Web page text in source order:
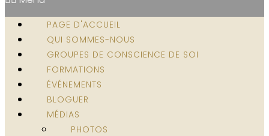
PAGE D'ACCUEIL
QUI SOMMES-NOUS
GROUPES DE CONSCIENCE DE SOI
FORMATIONS
ÉVÉNEMENTS
BLOGUER
MÉDIAS
PHOTOS